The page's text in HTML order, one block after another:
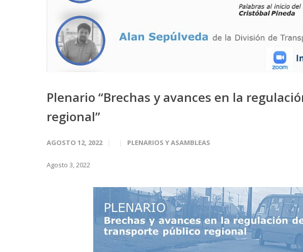
Plenario “Brechas y avances en la
regional”
AGOSTO 12, 2022 PLENARIOS Y ASAMBLEAS
Agosto 3, 2022